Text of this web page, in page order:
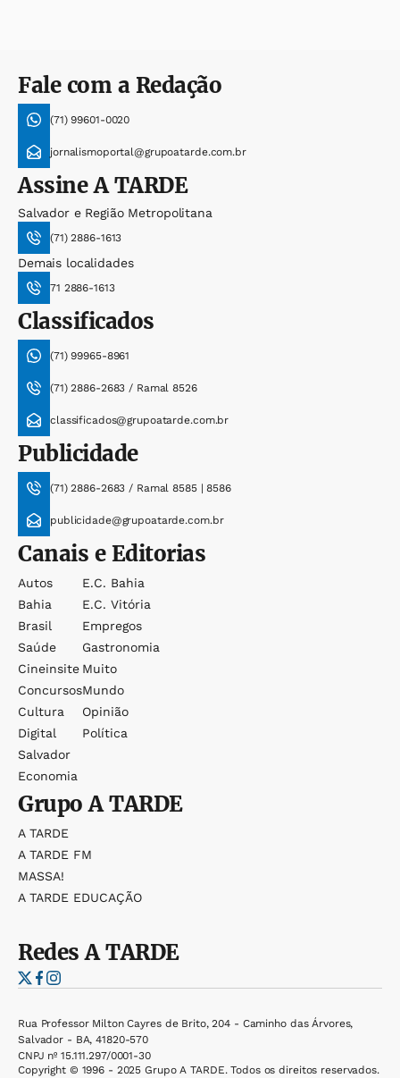
Fale com a Redação
(71) 99601-0020
jornalismoportal@grupoatarde.com.br
AssineA TARDE
Salvador e Região Metropolitana
(71) 2886-1613
Demais localidades
71 2886-1613
Classificados
(71) 99965-8961
(71) 2886-2683 / Ramal 8526
classificados@grupoatarde.com.br
Publicidade
(71) 2886-2683 / Ramal 8585 | 8586
publicidade@grupoatarde.com.br
Canais e Editorias
Autos
Bahia
Brasil
Saúde
Cineinsite
Concursos
Cultura
Digital
Salvador
Economia
E.c. Bahia
E.c. Vitória
Empregos
Gastronomia
Muito
Mundo
Opinião
Política
GrupoA TARDE
A TARDE
A TARDE FM
MASSA!
A TARDE EDUCAÇÃO
RedesA TARDE
Rua Professor Milton Cayres de Brito, 204 - Caminho das Árvores,
Salvador - BA, 41820-570
CNPJ nº 15.111.297/0001-30
Copyright © 1996 - 2025 Grupo A TARDE. Todos os direitos reservados.